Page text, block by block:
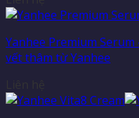
Yanhee Premium
vết thâm từ Yanhee